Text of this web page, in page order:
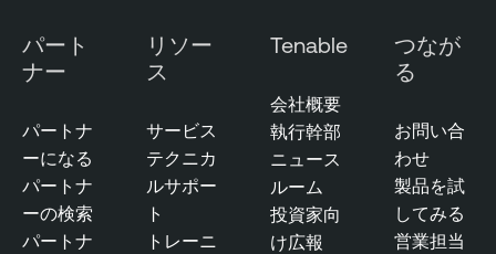
パート
ナー
パートナ
ーになる
パートナ
ーの検索
パートナ
リソー
ス
サービス
テクニカ
ルサポー
ト
トレーニ
Tenable
会社概要
執行幹部
ニュース
ルーム
投資家向
け広報
つなが
る
お問い合
わせ
製品を試
してみる
営業担当